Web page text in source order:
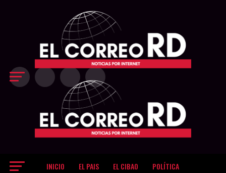
INICIO EL PAIS EL CIBAO POLÍTICA
EL MUNDO
Exit mobile version